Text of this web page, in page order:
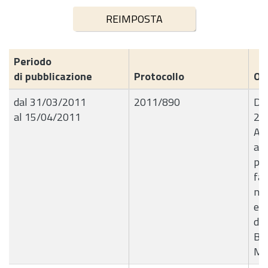
Periodo
di pubblicazione
Protocollo
dal 31/03/2011
al 15/04/2011
2011/890